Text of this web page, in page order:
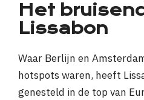
Het
Lissabon
Waar Berlijn en
hotspots waren, heeft
genesteld in de top van